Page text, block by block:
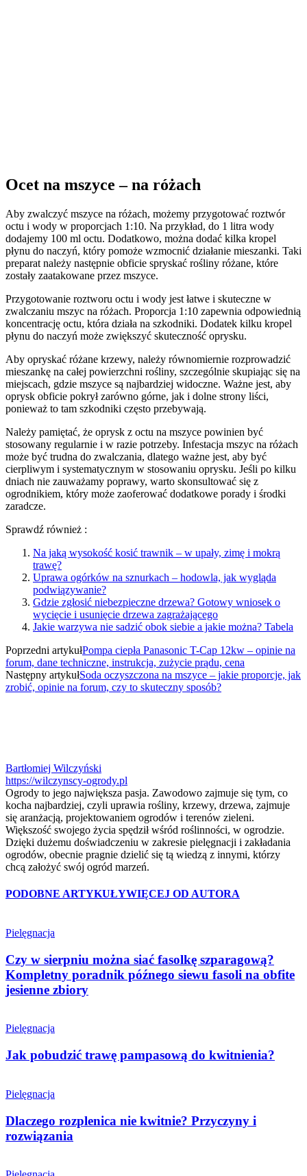
Ocet na mszyce – na różach
Aby zwalczyć mszyce na różach, możemy przygotować roztwór
octu i wody w proporcjach 1:10. Na przykład, do 1 litra wody
dodajemy 100 ml octu. Dodatkowo, można dodać kilka kropel
płynu do naczyń, który pomoże wzmocnić działanie mieszanki. Taki
preparat należy następnie obficie spryskać rośliny różane, które
zostały zaatakowane przez mszyce.
Przygotowanie roztworu octu i wody jest łatwe i skuteczne w
zwalczaniu mszyc na różach. Proporcja 1:10 zapewnia odpowiednią
koncentrację octu, która działa na szkodniki. Dodatek kilku kropel
płynu do naczyń może zwiększyć skuteczność oprysku.
Aby opryskać różane krzewy, należy równomiernie rozprowadzić
mieszankę na całej powierzchni rośliny, szczególnie skupiając się na
miejscach, gdzie mszyce są najbardziej widoczne. Ważne jest, aby
oprysk obficie pokrył zarówno górne, jak i dolne strony liści,
ponieważ to tam szkodniki często przebywają.
Należy pamiętać, że oprysk z octu na mszyce powinien być
stosowany regularnie i w razie potrzeby. Infestacja mszyc na różach
może być trudna do zwalczania, dlatego ważne jest, aby być
cierpliwym i systematycznym w stosowaniu oprysku. Jeśli po kilku
dniach nie zauważamy poprawy, warto skonsultować się z
ogrodnikiem, który może zaoferować dodatkowe porady i środki
zaradcze.
Sprawdź również :
Na jaką wysokość kosić trawnik – w upały, zimę i mokrą
trawę?
Uprawa ogórków na sznurkach – hodowla, jak wygląda
podwiązywanie?
Gdzie zgłosić niebezpieczne drzewa? Gotowy wniosek o
wycięcie i usunięcie drzewa zagrażającego
Jakie warzywa nie sadzić obok siebie a jakie można? Tabela
Poprzedni artykułPompa ciepła Panasonic T-Cap 12kw – opinie na
forum, dane techniczne, instrukcja, zużycie prądu, cena
Następny artykułSoda oczyszczona na mszyce – jakie proporcje, jak
zrobić, opinie na forum, czy to skuteczny sposób?
Bartłomiej Wilczyński
https://wilczynscy-ogrody.pl
Ogrody to jego największa pasja. Zawodowo zajmuje się tym, co
kocha najbardziej, czyli uprawia rośliny, krzewy, drzewa, zajmuje
się aranżacją, projektowaniem ogrodów i terenów zieleni.
Większość swojego życia spędził wśród roślinności, w ogrodzie.
Dzięki dużemu doświadczeniu w zakresie pielęgnacji i zakładania
ogrodów, obecnie pragnie dzielić się tą wiedzą z innymi, którzy
chcą założyć swój ogród marzeń.
PODOBNE ARTYKUŁYWIĘCEJ OD AUTORA
Pielęgnacja
Czy w sierpniu można siać fasolkę szparagową?
Kompletny poradnik późnego siewu fasoli na obfite
jesienne zbiory
Pielęgnacja
Jak pobudzić trawę pampasową do kwitnienia?
Pielęgnacja
Dlaczego rozplenica nie kwitnie? Przyczyny i
rozwiązania